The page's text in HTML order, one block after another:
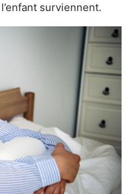
surviennent.